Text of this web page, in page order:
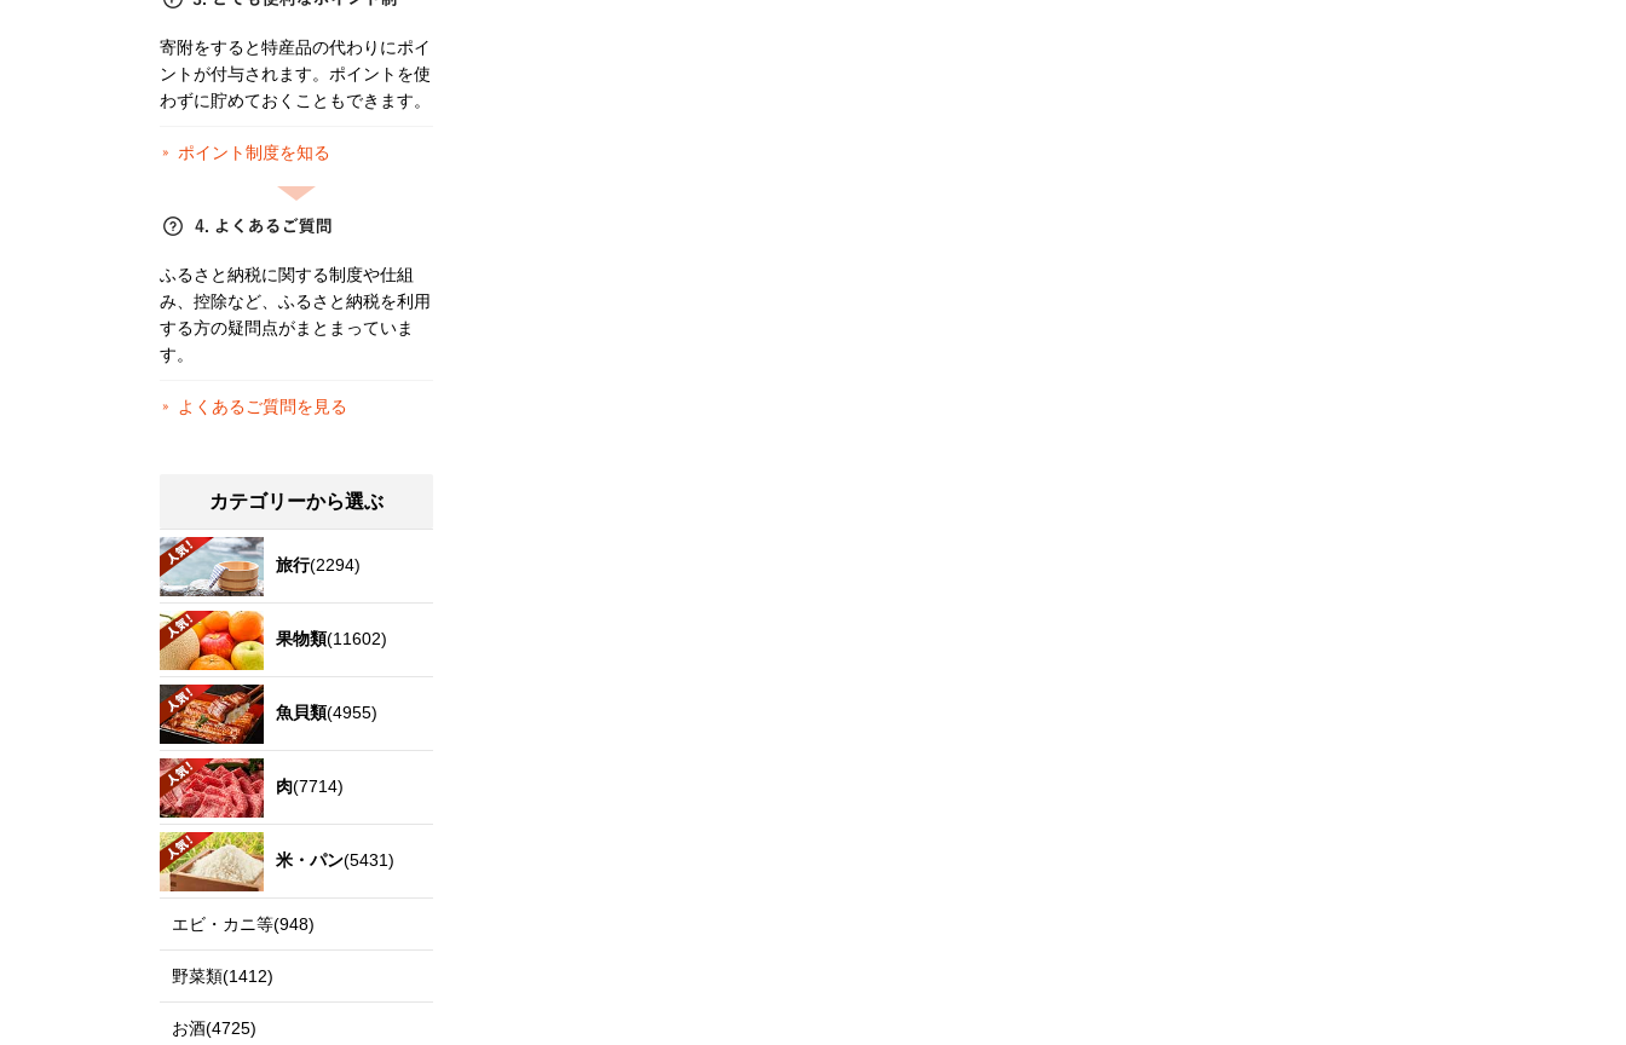
寄附をすると特産品の代わりにポイ
ントが付与されます。ポイントを使
わずに貯めておくこともできます。
ポイント制度を知る
ふるさと納税に関する制度や仕組
み、控除など、ふるさと納税を利用
する方の疑問点がまとまっていま
す。
よくあるご質問を見る
カテゴリーから選ぶ
旅行(2294)
果物類(11602)
魚貝類(4955)
肉(7714)
米・パン(5431)
エビ・カニ等(948)
野菜類(1412)
お酒(4725)